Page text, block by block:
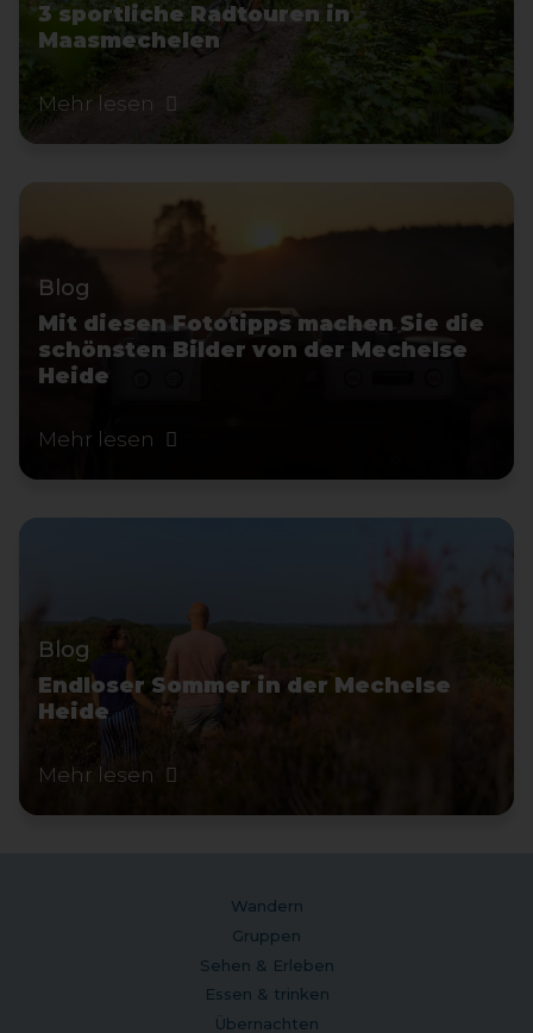
3 sportliche Radtouren in
Maasmechelen
Mehr lesen
Blog
Mit diesen Fototipps machen Sie die
schönsten Bilder von der Mechelse
Heide
Mehr lesen
Blog
Endloser Sommer in der Mechelse
Heide
Mehr lesen
Wandern
Gruppen
Sehen & Erleben
Essen & trinken
Übernachten